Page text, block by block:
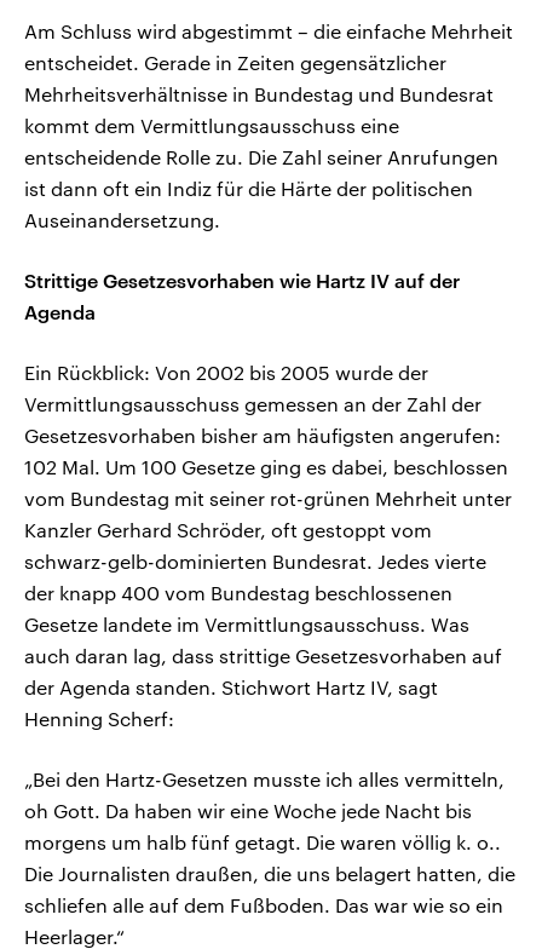
Am Schluss wird abgestimmt – die einfache Mehrheit
entscheidet. Gerade in Zeiten gegensätzlicher
Mehrheitsverhältnisse in Bundestag und Bundesrat
kommt dem Vermittlungsausschuss eine
entscheidende Rolle zu. Die Zahl seiner Anrufungen
ist dann oft ein Indiz für die Härte der politischen
Auseinandersetzung.
Strittige Gesetzesvorhaben wie Hartz IV auf der
Agenda
Ein Rückblick: Von 2002 bis 2005 wurde der
Vermittlungsausschuss gemessen an der Zahl der
Gesetzesvorhaben bisher am häufigsten angerufen:
102 Mal. Um 100 Gesetze ging es dabei, beschlossen
vom Bundestag mit seiner rot-grünen Mehrheit unter
Kanzler Gerhard Schröder, oft gestoppt vom
schwarz-gelb-dominierten Bundesrat. Jedes vierte
der knapp 400 vom Bundestag beschlossenen
Gesetze landete im Vermittlungsausschuss. Was
auch daran lag, dass strittige Gesetzesvorhaben auf
der Agenda standen. Stichwort Hartz IV, sagt
Henning Scherf:
„Bei den Hartz-Gesetzen musste ich alles vermitteln,
oh Gott. Da haben wir eine Woche jede Nacht bis
morgens um halb fünf getagt. Die waren völlig k. o..
Die Journalisten draußen, die uns belagert hatten, die
schliefen alle auf dem Fußboden. Das war wie so ein
Heerlager.“